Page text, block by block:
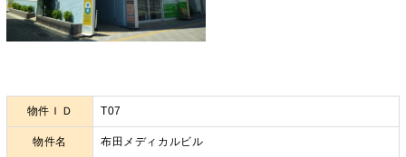
物件ＩＤ T07
物件名 布田メディカルビル